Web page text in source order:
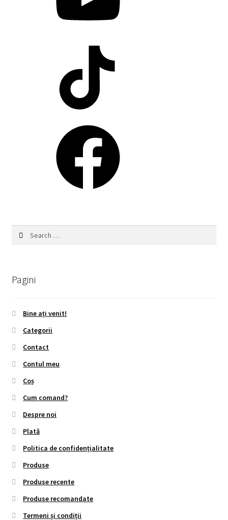
Pagini
Bine ați venit!
Categorii
Contact
Contul meu
Coș
Cum comand?
Despre noi
Plată
Politica de confidențialitate
Produse
Produse recente
Produse recomandate
Termeni și condiții